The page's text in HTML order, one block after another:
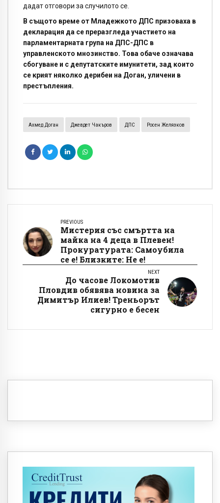
дадат отговори за случилото се.
В същото време от Младежкото ДПС призоваха в
декларация да се преразгледа участието на
парламентарната група на ДПС-ДПС в
управленското мнозинство. Това обаче означава
сбогуване и с депутатските имунитети, зад които
се крият няколко дерибеи на Доган, уличени в
престъпления.
Ахмед Доган Джевдет Чакъров ДПС Росен Желязков
PREVIOUS
Мистерия със смъртта на
майка на 4 деца в Плевен!
Прокуратурата: Самоубила
се е! Близките: Не е!
NEXT
До часове Локомотив
Пловдив обявява новина за
Димитър Илиев! Треньорът
сигурно е бесен